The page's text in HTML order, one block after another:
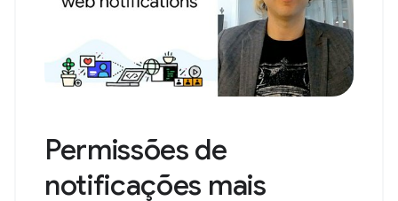
Permissões de
notificações mais